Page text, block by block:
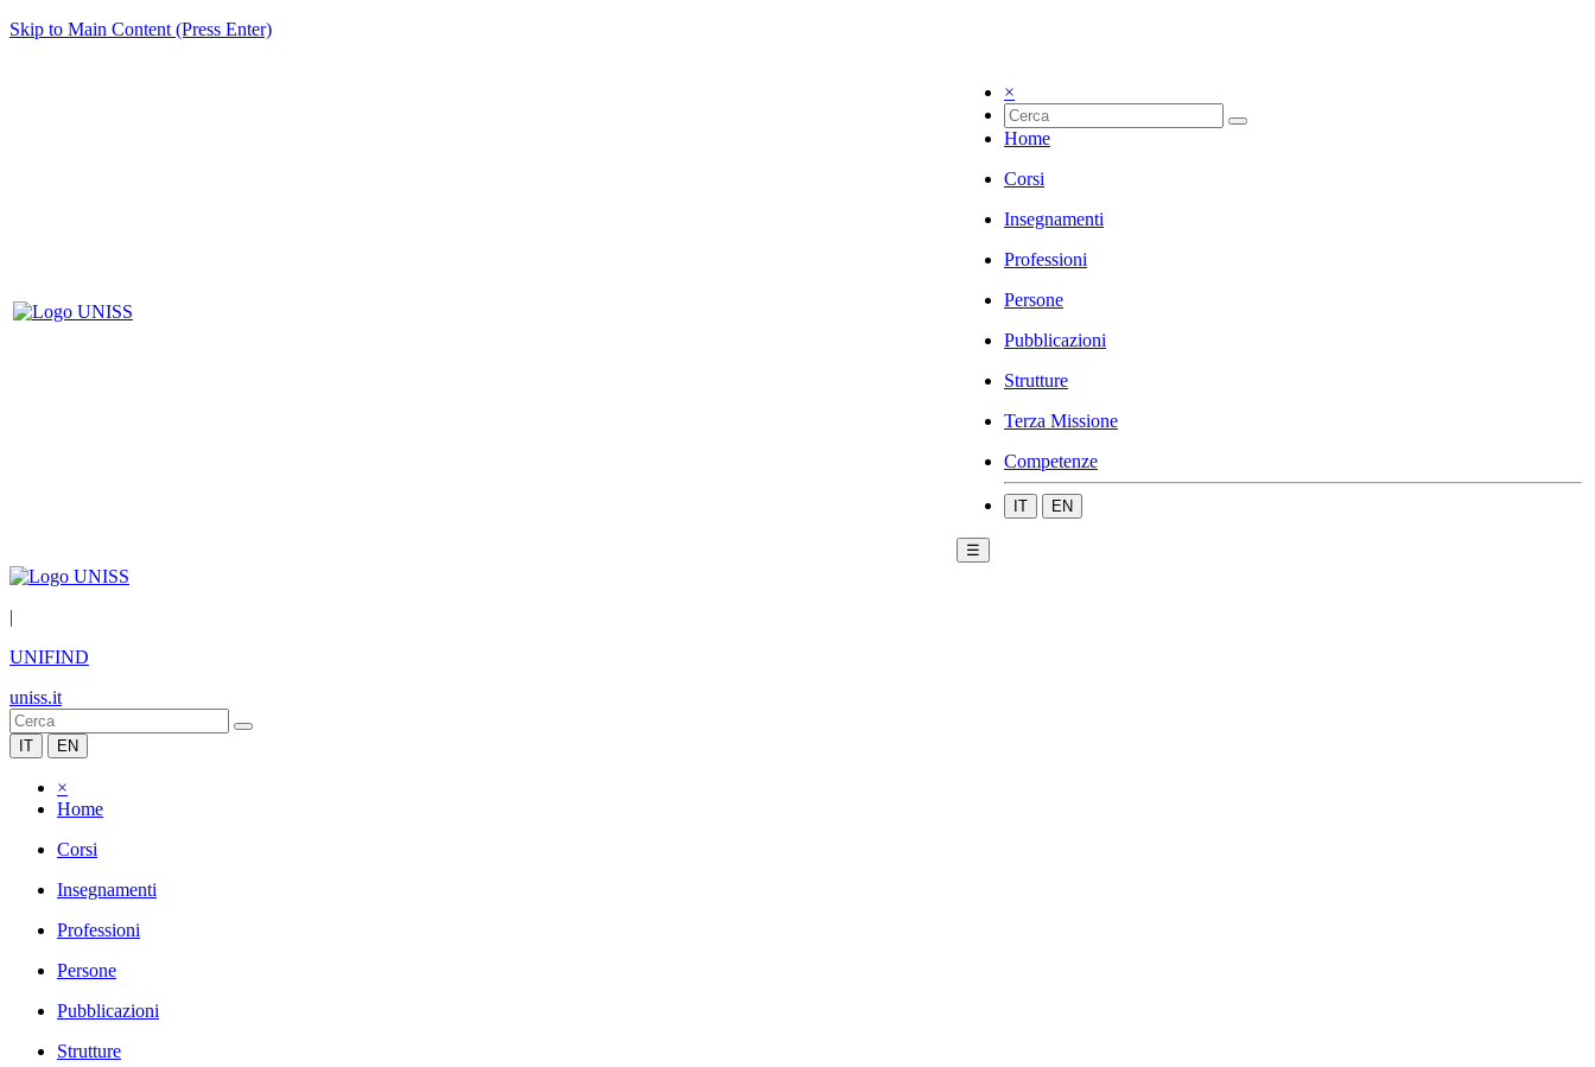
Skip to Main Content (Press Enter)
×
Home
Corsi
Insegnamenti
Professioni
Persone
Pubblicazioni
Strutture
Terza Missione
Competenze
IT EN
☰
|
UNIFIND
uniss.it
IT EN
×
Home
Corsi
Insegnamenti
Professioni
Persone
Pubblicazioni
Strutture